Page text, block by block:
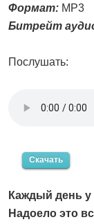
Формат: MP3
Битрейт
Послушать:
Скачать
Каждый день у
Надоело это